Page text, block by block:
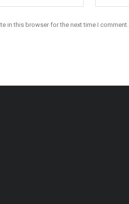
in this browser for the next time I comment.